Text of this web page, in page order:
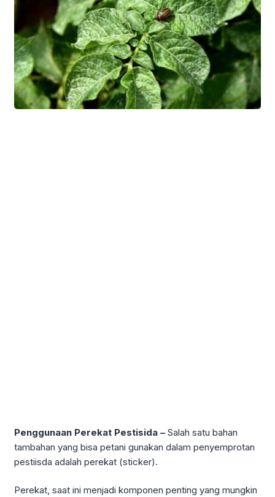
Penggunaan Perekat Pestisida – Salah satu bahan
tambahan yang bisa petani gunakan dalam penyemprotan
pestiisda adalah perekat (sticker).
Perekat, saat ini menjadi komponen penting yang mungkin